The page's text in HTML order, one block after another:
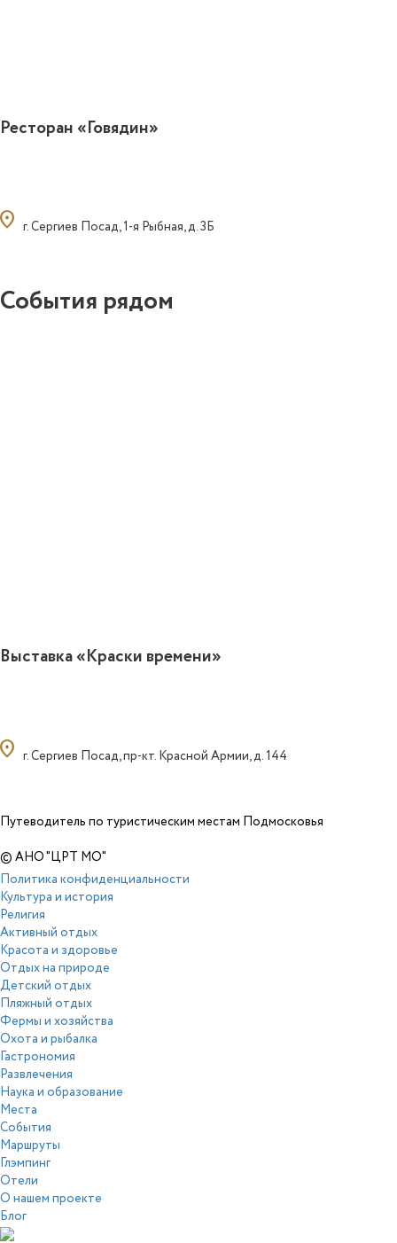
Ресторан «Говядин»
г. Сергиев Посад, 1-я Рыбная, д. 3Б
События рядом
Выставка «Краски времени»
г. Сергиев Посад, пр-кт. Красной Армии, д. 144
Путеводитель по туристическим местам Подмосковья
© АНО "ЦРТ МО"
Политика конфиденциальности
Культура и история
Религия
Активный отдых
Красота и здоровье
Отдых на природе
Детский отдых
Пляжный отдых
Фермы и хозяйства
Охота и рыбалка
Гастрономия
Развлечения
Наука и образование
Места
События
Маршруты
Глэмпинг
Отели
О нашем проекте
Блог